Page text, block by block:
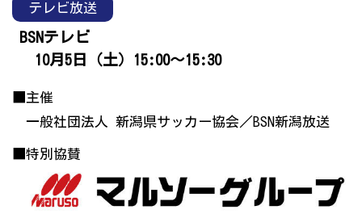
テレビ放送
BSNテレビ
10月5日（土）15:00～15:30
■主催
一般社団法人 新潟県サッカー協会／BSN新潟放送
■特別協賛